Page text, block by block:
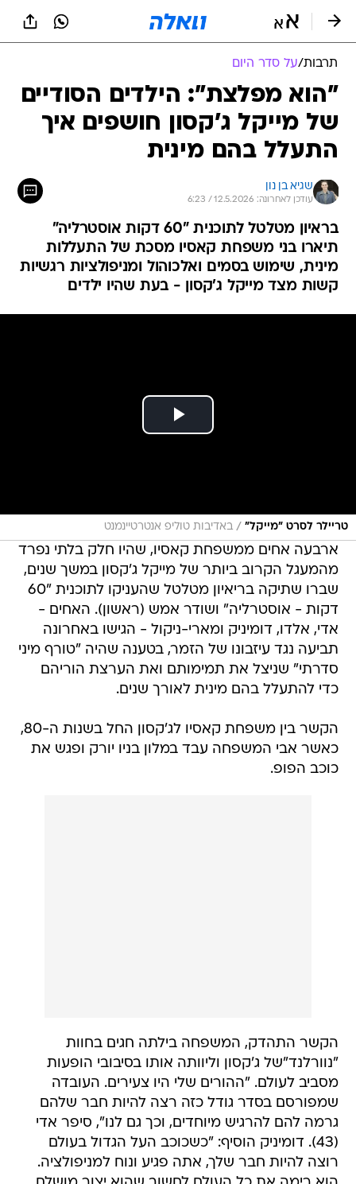
תרבות/על סדר היום
"הוא מפלצת": הילדים הסודיים
של מייקל ג'קסון חושפים איך
התעלל בהם מינית
שגיא בן נון
עודכן לאחרונה: 12.5.2026 / 6:23
בראיון מטלטל לתוכנית "60 דקות אוסטרליה"
תיארו בני משפחת קאסיו מסכת של התעללות
מינית, שימוש בסמים ואלכוהול ומניפולציות רגשיות
קשות מצד מייקל ג'קסון - בעת שהיו ילדים
טריילר לסרט "מייקל" / באדיבות טוליפ אנטרטיינמנט
ארבעה אחים ממשפחת קאסיו, שהיו חלק בלתי נפרד
מהמעגל הקרוב ביותר של מייקל ג'קסון במשך שנים,
שברו שתיקה בריאיון מטלטל שהעניקו לתוכנית "60
דקות - אוסטרליה" ושודר אמש (ראשון). האחים -
אדי, אלדו, דומיניק ומארי-ניקול - הגישו באחרונה
תביעה נגד עיזבונו של הזמר, בטענה שהיה "טורף מיני
סדרתי" שניצל את תמימותם ואת הערצת הוריהם
כדי להתעלל בהם מינית לאורך שנים.
הקשר בין משפחת קאסיו לג'קסון החל בשנות ה-80,
כאשר אבי המשפחה עבד במלון בניו יורק ופגש את
כוכב הפופ.
הקשר התהדק, המשפחה בילתה חגים בחוות
"נוורלנד"של ג'קסון וליוותה אותו בסיבובי הופעות
מסביב לעולם. "ההורים שלי היו צעירים. העובדה
שמפורסם בסדר גודל כזה רצה להיות חבר שלהם
גרמה להם להרגיש מיוחדים, וכך גם לנו", סיפר אדי
(43). דומיניק הוסיף: "כשכוכב העל הגדול בעולם
רוצה להיות חבר שלך, אתה פגיע ונוח למניפולציה.